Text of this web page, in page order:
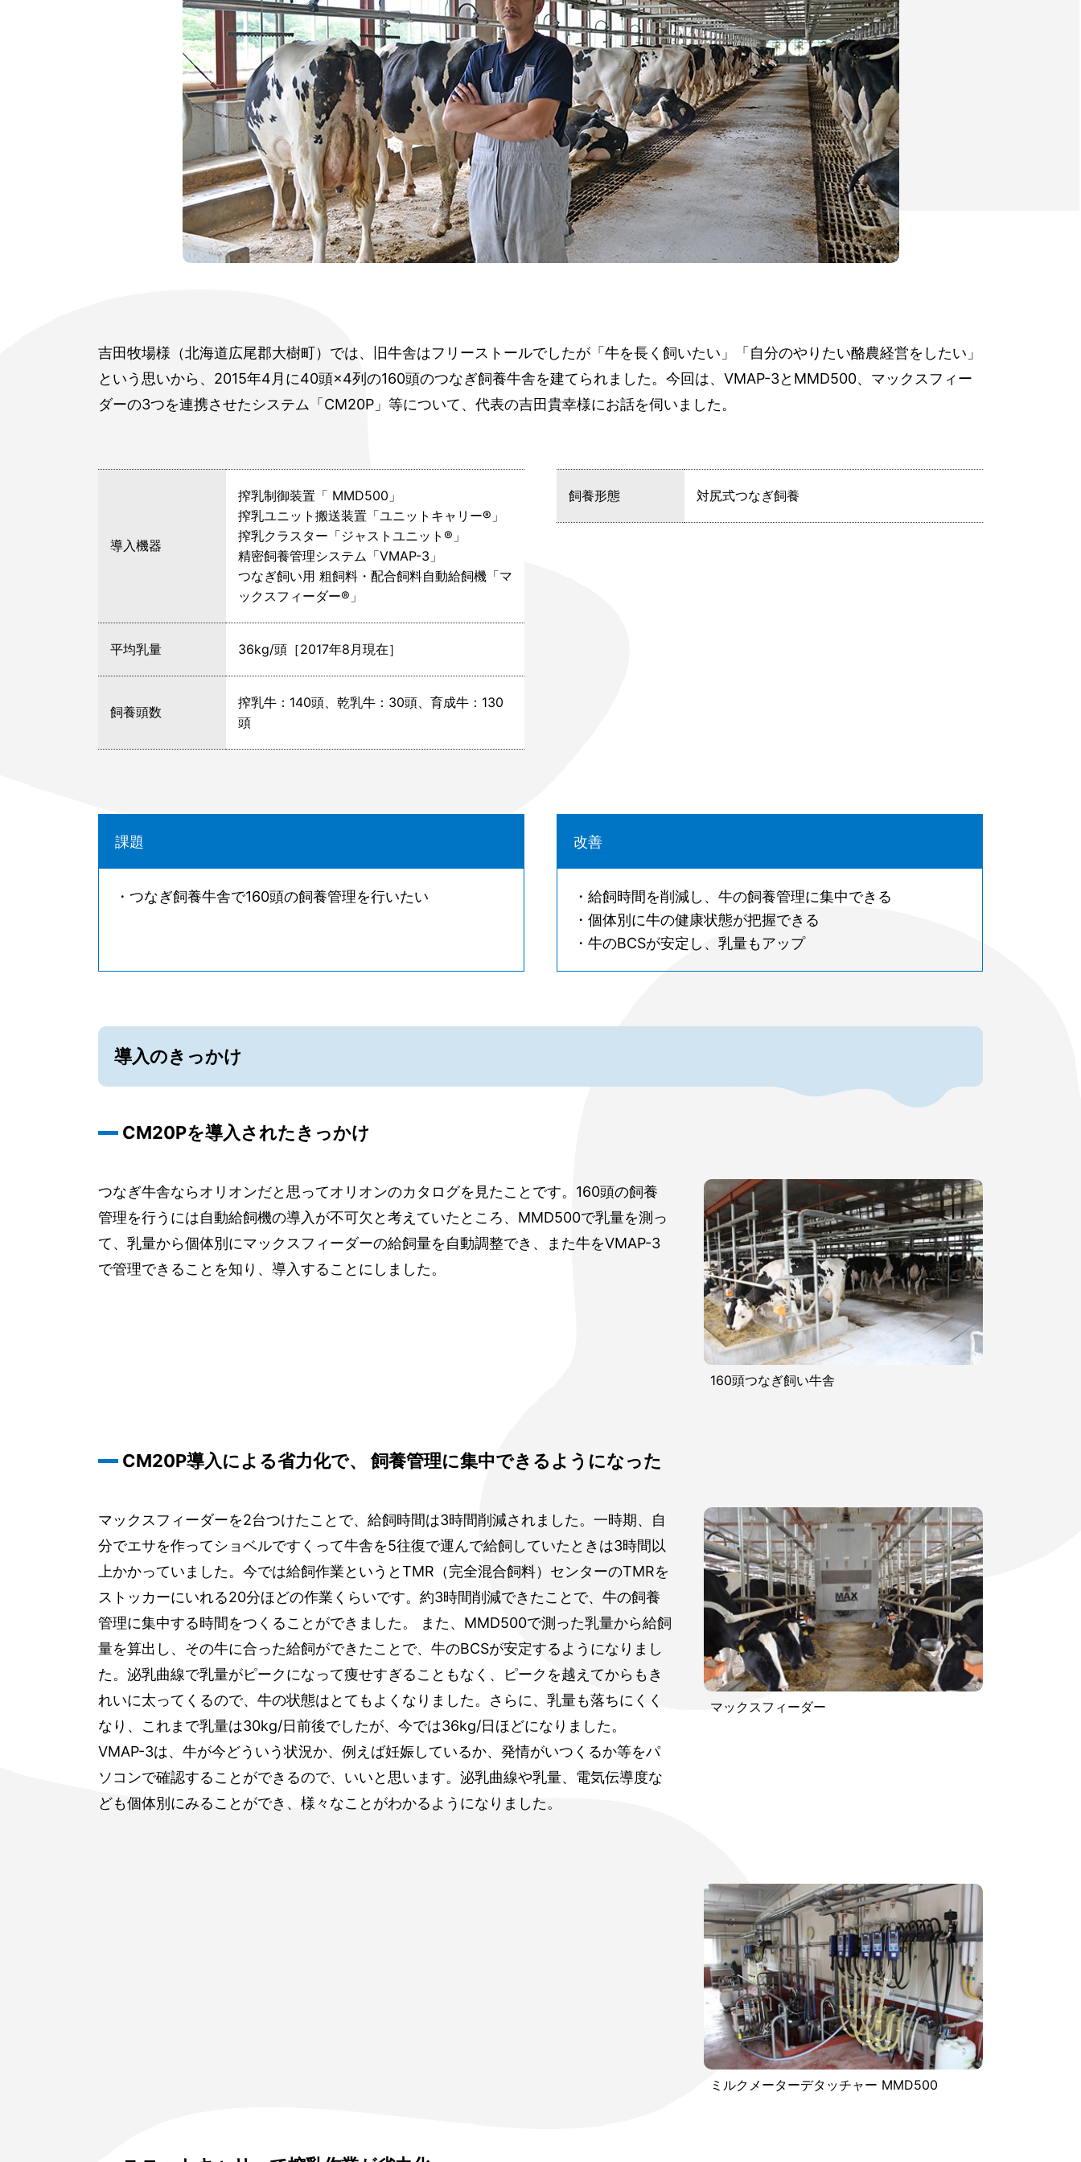
吉田牧場様（北海道広尾郡大樹町）では、旧牛舎はフリーストールでしたが「牛を長く飼いたい」「自分のやりたい酪農経営をしたい」
という思いから、2015年4月に40頭×4列の160頭のつなぎ飼養牛舎を建てられました。今回は、VMAP-3とMMD500、マックスフィー
ダーの3つを連携させたシステム「CM20P」等について、代表の吉田貴幸様にお話を伺いました。
導入機器
搾乳制御装置「 MMD500」
搾乳ユニット搬送装置「ユニットキャリー®」
搾乳クラスター「ジャストユニット®」
精密飼養管理システム「VMAP-3」
つなぎ飼い用 粗飼料・配合飼料自動給飼機「マ
ックスフィーダー®」
平均乳量 36kg/頭［2017年8月現在］
飼養頭数
搾乳牛：140頭、乾乳牛：30頭、育成牛：130
頭
飼養形態 対尻式つなぎ飼養
課題
・つなぎ飼養牛舎で160頭の飼養管理を行いたい
改善
・給飼時間を削減し、牛の飼養管理に集中できる
・個体別に牛の健康状態が把握できる
・牛のBCSが安定し、乳量もアップ
導入のきっかけ
CM20Pを導入されたきっかけ
160頭つなぎ飼い牛舎
つなぎ牛舎ならオリオンだと思ってオリオンのカタログを見たことです。160頭の飼養
管理を行うには自動給飼機の導入が不可欠と考えていたところ、MMD500で乳量を測っ
て、乳量から個体別にマックスフィーダーの給飼量を自動調整でき、また牛をVMAP-3
で管理できることを知り、導入することにしました。
CM20P導入による省力化で、 飼養管理に集中できるようになった
マックスフィーダー
マックスフィーダーを2台つけたことで、給飼時間は3時間削減されました。一時期、自
分でエサを作ってショベルですくって牛舎を5往復で運んで給飼していたときは3時間以
上かかっていました。今では給飼作業というとTMR（完全混合飼料）センターのTMRを
ストッカーにいれる20分ほどの作業くらいです。約3時間削減できたことで、牛の飼養
管理に集中する時間をつくることができました。 また、MMD500で測った乳量から給飼
量を算出し、その牛に合った給飼ができたことで、牛のBCSが安定するようになりまし
た。泌乳曲線で乳量がピークになって痩せすぎることもなく、ピークを越えてからもき
れいに太ってくるので、牛の状態はとてもよくなりました。さらに、乳量も落ちにくく
なり、これまで乳量は30kg/日前後でしたが、今では36kg/日ほどになりました。
VMAP-3は、牛が今どういう状況か、例えば妊娠しているか、発情がいつくるか等をパ
ソコンで確認することができるので、いいと思います。泌乳曲線や乳量、電気伝導度な
ども個体別にみることができ、様々なことがわかるようになりました。
ミルクメーターデタッチャー MMD500